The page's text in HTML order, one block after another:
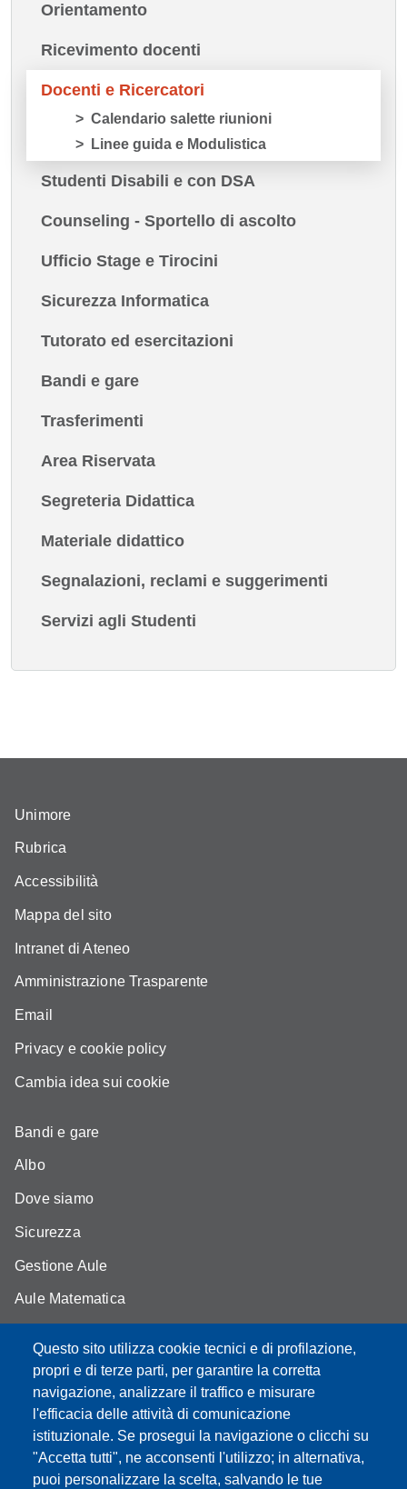
Orientamento
Ricevimento docenti
Docenti e Ricercatori
Calendario salette riunioni
Linee guida e Modulistica
Studenti Disabili e con DSA
Counseling - Sportello di ascolto
Ufficio Stage e Tirocini
Sicurezza Informatica
Tutorato ed esercitazioni
Bandi e gare
Trasferimenti
Area Riservata
Segreteria Didattica
Materiale didattico
Segnalazioni, reclami e suggerimenti
Servizi agli Studenti
Questo sito utilizza cookie tecnici e di profilazione,
propri e di terze parti, per garantire la corretta
navigazione, analizzare il traffico e misurare
l'efficacia delle attività di comunicazione
istituzionale. Se prosegui la navigazione o clicchi su
"Accetta tutti", ne acconsenti l'utilizzo; in alternativa,
puoi personalizzare la scelta, salvando le tue
Unimore
Rubrica
Accessibilità
Mappa del sito
Intranet di Ateneo
Amministrazione Trasparente
Email
Privacy e cookie policy
Cambia idea sui cookie
Bandi e gare
Albo
Dove siamo
Sicurezza
Gestione Aule
Aule Matematica
Portale studenti
Moodle didattica online